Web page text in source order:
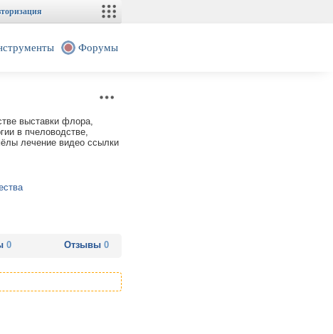
Форумы
выставки флора,
в пчеловодстве,
лечение видео ссылки
0 Отзывы 0